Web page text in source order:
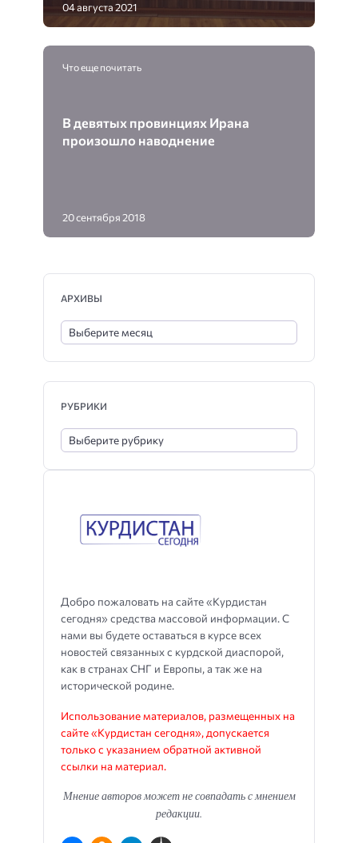
04 августа 2021
Что еще почитать
В девятых провинциях Ирана
произошло наводнение
20 сентября 2018
Добро пожаловать на сайте «Курдистан
сегодня» средства массовой информации. С
нами вы будете оставаться в курсе всех
новостей связанных с курдской диаспорой,
как в странах СНГ и Европы, а так же на
исторической родине.
Использование материалов, размещенных на
сайте «Курдистан сегодня», допускается
только с указанием обратной активной
ссылки на материал.
Мнение авторов может не совпадать с мнением
редакции.
АРХИВЫ
РУБРИКИ